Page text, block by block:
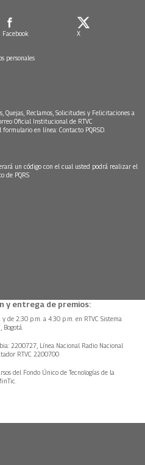
Facebook X
personales
Quejas, Reclamos, Solicitudes y Felicitaciones a
Oficial Institucional de RTVC
formulario en línea: Contacto PQRSD.
un código con el cual usted podrá realizar el
de PQRS
y entrega de premios:
de 2:30 p.m. a 4:30 p.m. en RTVC Sistema
2200727, Línea Nacional Radio Nacional
RTVC 2200700
del Fondo Único de Tecnologías de la